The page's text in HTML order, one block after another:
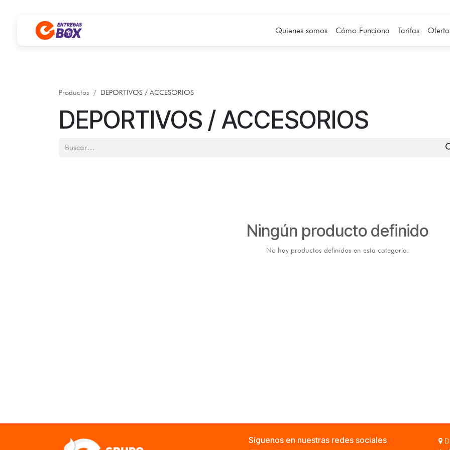
Quienes somos Cómo Funciona Tarifas
Productos DEPORTIVOS / ACCESORIOS
DEPORTIVOS / ACCESORIOS
Ningún producto definido
No hay productos definidos en esta categoría.
Síguenos en nuestras redes sociales